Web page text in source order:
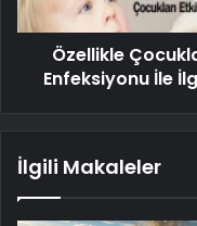
Özellikle
Enfeksiyonu İle
İlgili Makaleler